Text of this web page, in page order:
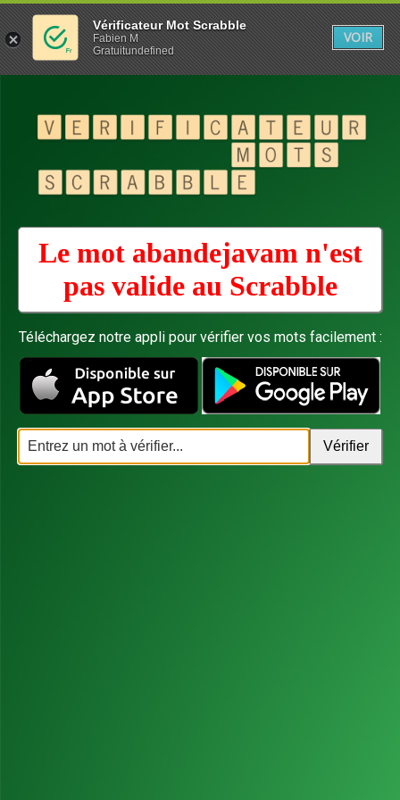
Le mot abandejavam n'est
pas valide au Scrabble
Téléchargez notre appli pour vérifier vos mots facilement :
Vérificateur Mot Scrabble
Fabien M
Gratuitundefined
VOIR